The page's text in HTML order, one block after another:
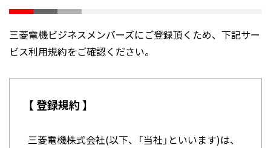
三菱電機ビジネスメンバーズにご登録頂くため、下記サー
ビス利用規約をご確認ください。
【 登録規約 】
三菱電機株式会社(以下、「当社」といいます)は、